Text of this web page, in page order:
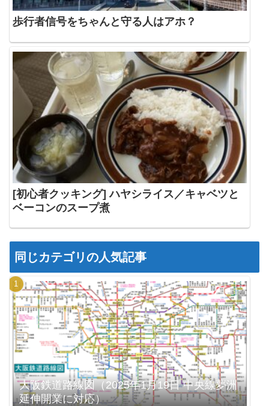
歩行者信号をちゃんと守る人はアホ？
[初心者クッキング] ハヤシライス／キャベツと
ベーコンのスープ煮
同じカテゴリの人気記事
大阪鉄道路線図（2025年1月19日 中央線夢洲
延伸開業に対応）